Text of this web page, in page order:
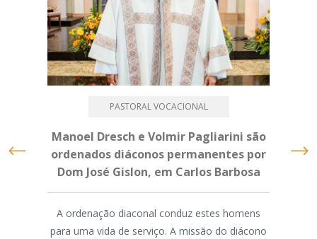
PASTORAL VOCACIONAL
Manoel Dresch e Volmir Pagliarini são
ordenados diáconos permanentes por
Dom José Gislon, em Carlos Barbosa
A ordenação diaconal conduz estes homens
para uma vida de serviço. A missão do diácono